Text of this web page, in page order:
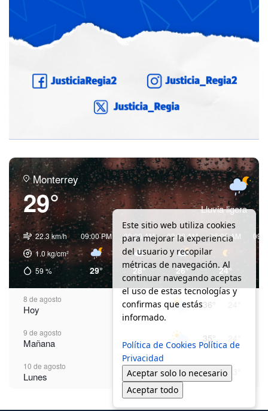
Monterrey
29° Lluvia ligera
22.3 km/h
1.0kg/cm²
59%
09:00 PM
29°
00:00 AM
28°
03:00 AM
26°
06:00 AM
24°
8 de agosto
Hoy 36°
9 de agosto
Mañana 35°
10 de agosto
Lunes 35°
35° 24°
Este sitio web utiliza cookies
para mejorar la experiencia
del usuario y recopilar
métricas de navegación. Al
continuar navegando aceptas
el uso de estas tecnologías y
confirmas que estás
informado.
Política de Cookies Política de
Privacidad
Aceptar solo lo necesario
Aceptar todo